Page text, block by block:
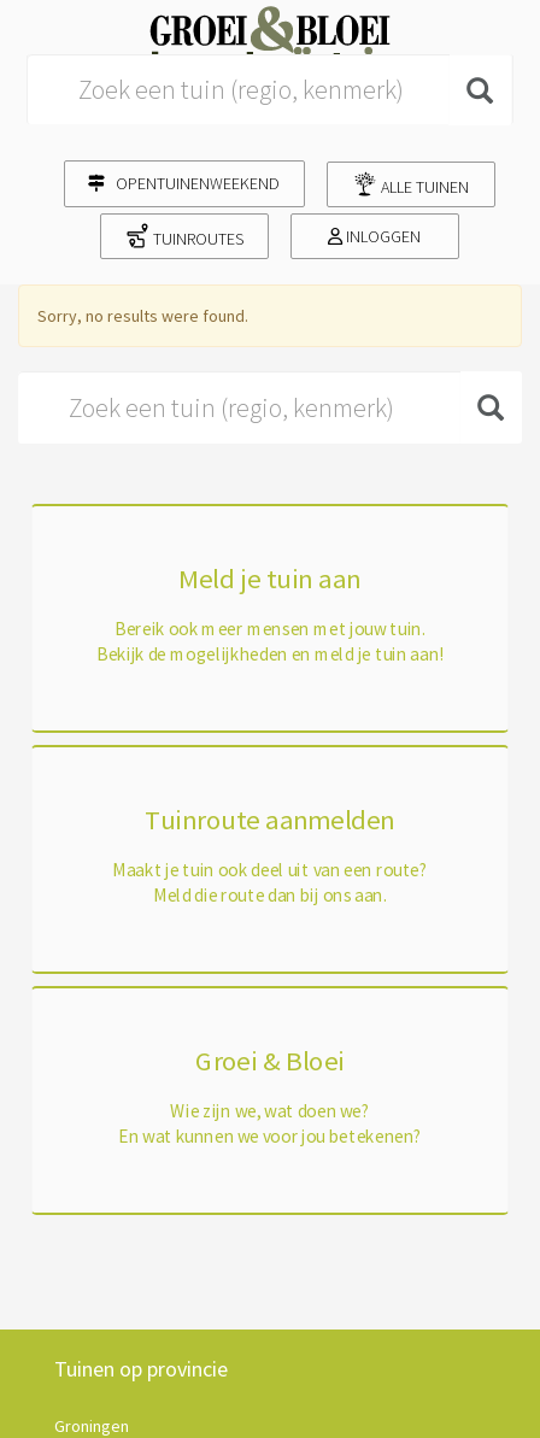
OPENTUINENWEEKEND ALLE TUINEN
TUINROUTES INLOGGEN
Sorry, no results were found.
Meld je tuin aan
Bereik ook meer mensen met jouw tuin.
Bekijk de mogelijkheden en meld je tuin aan!
Tuinroute aanmelden
Maakt je tuin ook deel uit van een route?
Meld die route dan bij ons aan.
Groei & Bloei
Wie zijn we, wat doen we?
En wat kunnen we voor jou betekenen?
Tuinen op provincie
Groningen